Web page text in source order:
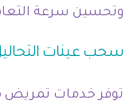
وتحسين سرعة
سحب عينات
توفر خدمات تمريض